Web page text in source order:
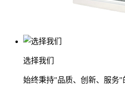
选择我们
始终秉持"品质、创新、服务"